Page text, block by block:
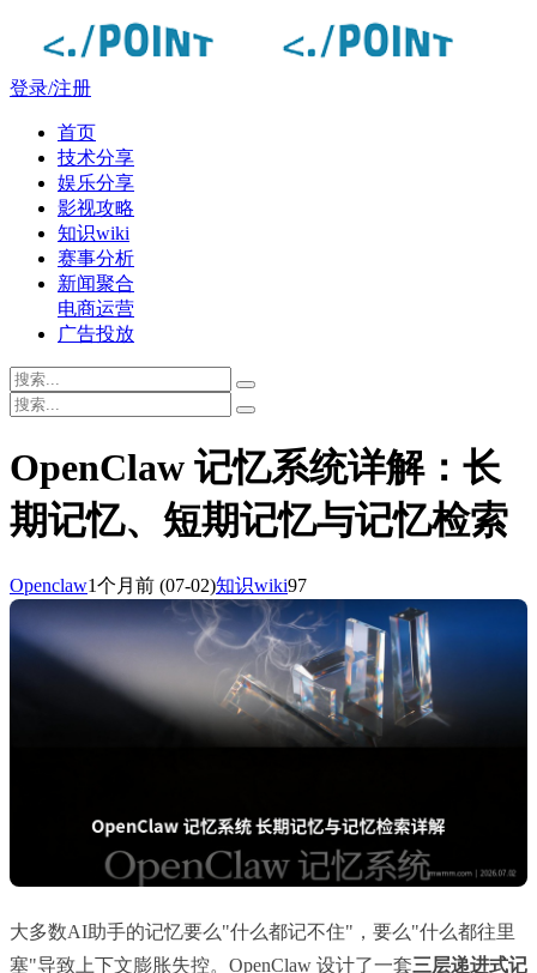
登录/注册
首页
技术分享
娱乐分享
影视攻略
知识wiki
赛事分析
新闻聚合
电商运营
广告投放
OpenClaw 记忆系统详解：长
期记忆、短期记忆与记忆检索
Openclaw1个月前 (07-02)知识wiki97
大多数AI助手的记忆要么"什么都记不住"，要么"什么都往里
塞"导致上下文膨胀失控。OpenClaw 设计了一套三层递进式记